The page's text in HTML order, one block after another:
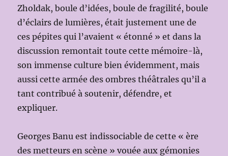
Zholdak, boule d’idées, boule de fragilité, boule
d’éclairs de lumières, était justement une de
ces pépites qui l’avaient « étonné » et dans la
discussion remontait toute cette mémoire-là,
son immense culture bien évidemment, mais
aussi cette armée des ombres théâtrales qu’il a
tant contribué à soutenir, défendre, et
expliquer.
Georges Banu est indissociable de cette « ère
des metteurs en scène » vouée aux gémonies